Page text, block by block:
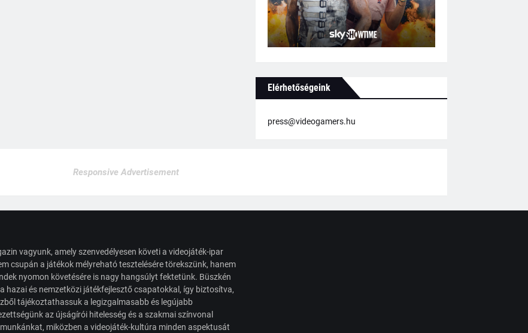
Elérhetőségeink
press@videogamers.hu
Responsive Advertisement
vagyunk, amely szenvedélyesen követi a videojáték-ipar
csupán a játékok mélyreható tesztelésére törekszünk, hanem
nyomon követésére is nagy hangsúlyt fektetünk. Büszkén
hazai és nemzetközi játékfejlesztő csapatokkal, így biztosítva,
tájékoztathassuk a legizgalmasabb és legújabb
az újságírói hitelesség és a szakmai színvonal
miközben a videojáték-kultúra minden aspektusát